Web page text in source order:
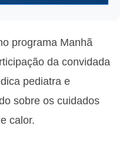
programa Manhã
da convidada
pediatra e
sobre os cuidados
calor.